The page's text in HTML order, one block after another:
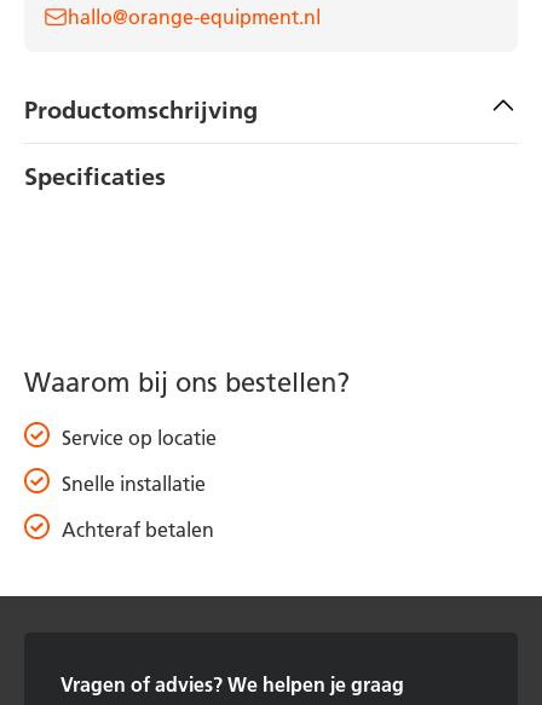
hallo@orange-equipment.nl
Productomschrijving
Specificaties
Waarom bij ons bestellen?
Service op locatie
Snelle installatie
Achteraf betalen
Vragen of advies? We helpen je graag